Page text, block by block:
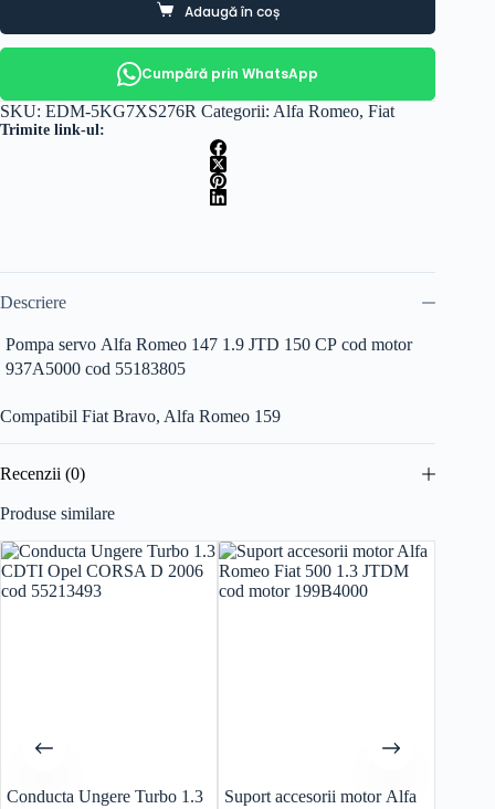
Adaugă în coș
Cumpără prin WhatsApp
SKU: EDM-5KG7XS276R Categorii: Alfa Romeo, Fiat
Trimite link-ul:
Descriere
Pompa servo Alfa Romeo 147 1.9 JTD 150 CP cod motor
937A5000 cod 55183805
Compatibil Fiat Bravo, Alfa Romeo 159
Recenzii (0)
Produse similare
Conducta Ungere Turbo 1.3
Suport accesorii motor Alfa